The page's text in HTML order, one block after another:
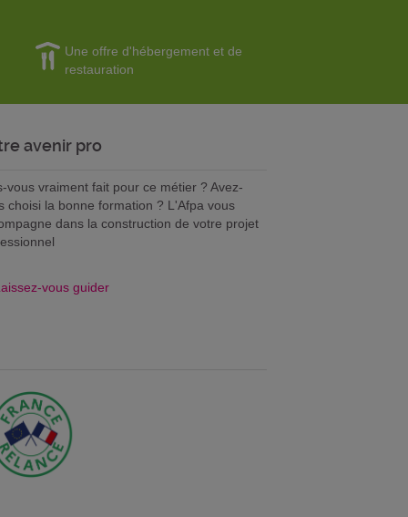
Une offre d'hébergement et de
restauration
avenir pro
vous vraiment fait pour ce métier ? Avez-
choisi la bonne formation ? L'Afpa vous
dans la construction de votre projet
vous guider